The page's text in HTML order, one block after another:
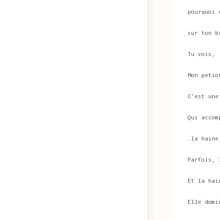
pourquoi
sur ton
Tu vois,
Mon
C’est
Qui
…la
Parfois,
Et la
Elle